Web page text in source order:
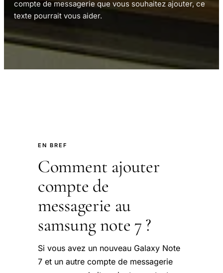
compte de messagerie que vous souhaitez ajouter, ce
texte pourrait vous aider.
EN BREF
Comment ajouter
compte de
messagerie au
samsung note 7 ?
Si vous avez un nouveau Galaxy Note
7 et un autre compte de messagerie